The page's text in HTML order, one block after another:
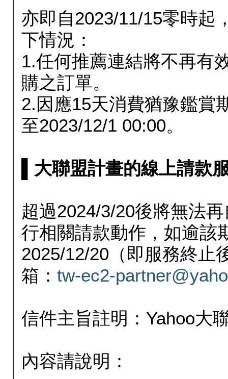
亦即自2023/11/15零時起
下情況：
1.任何推薦連結將不再有
購之訂單。
2.因應15天消費猶豫鑑賞
至2023/12/1 00:00。
▌大聯盟計畫的線上請款
超過2024/3/20後將無法
行相關請款動作，如逾該
2025/12/20（即服務終止
箱： tw-ec2-
信件主旨註明：Yahoo大
內容請說明：